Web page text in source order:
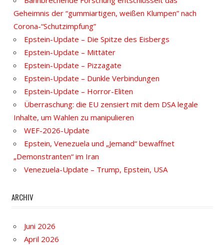
Geheimnis der “gummiartigen, weißen Klumpen” nach
Corona-“Schutzimpfung”
Epstein-Update – Die Spitze des Eisbergs
Epstein-Update – Mittäter
Epstein-Update – Pizzagate
Epstein-Update – Dunkle Verbindungen
Epstein-Update – Horror-Eliten
Überraschung: die EU zensiert mit dem DSA legale
Inhalte, um Wahlen zu manipulieren
WEF-2026-Update
Epstein, Venezuela und „Jemand“ bewaffnet
„Demonstranten“ im Iran
Venezuela-Update – Trump, Epstein, USA
ARCHIV
Juni 2026
April 2026